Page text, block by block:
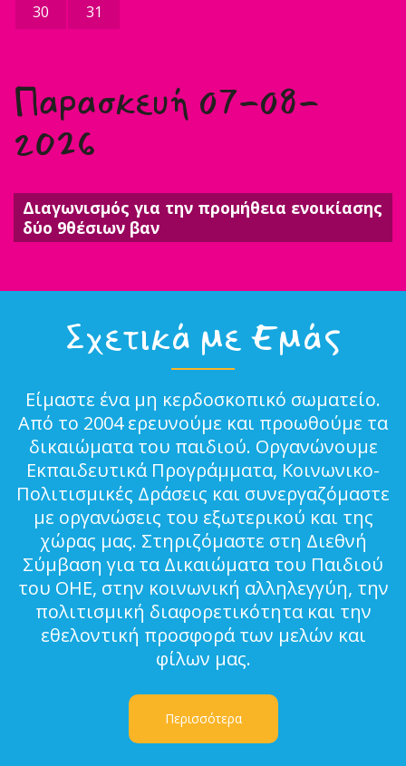
30
31
Παρασκευή 07-08-
2026
Διαγωνισμός για την προμήθεια ενοικίασης
δύο 9θέσιων βαν
Σχετικά με Εμάς
Είμαστε ένα μη κερδοσκοπικό σωματείο.
Από το 2004 ερευνούμε και προωθούμε τα
δικαιώματα του παιδιού. Οργανώνουμε
Εκπαιδευτικά Προγράμματα, Κοινωνικο-
Πολιτισμικές Δράσεις και συνεργαζόμαστε
με οργανώσεις του εξωτερικού και της
χώρας μας. Στηριζόμαστε στη Διεθνή
Σύμβαση για τα Δικαιώματα του Παιδιού
του ΟΗΕ, στην κοινωνική αλληλεγγύη, την
πολιτισμική διαφορετικότητα και την
εθελοντική προσφορά των μελών και
φίλων μας.
Περισσότερα